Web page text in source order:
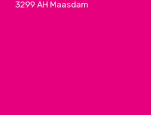
3299 AH Maasdam